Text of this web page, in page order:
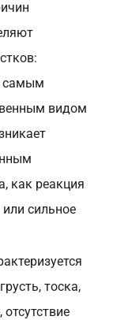
самым
видом
как реакция
сильное
тоска,